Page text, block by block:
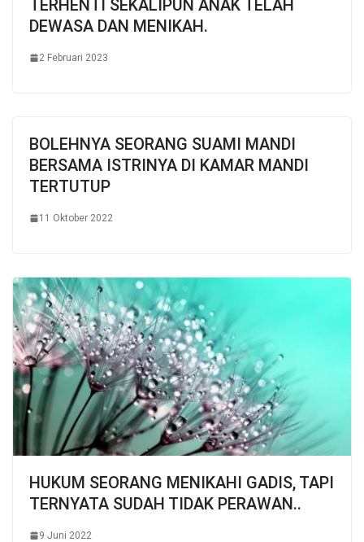
TERHENTI SEKALIPUN ANAK TELAH
DEWASA DAN MENIKAH.
2 Februari 2023
BOLEHNYA SEORANG SUAMI MANDI
BERSAMA ISTRINYA DI KAMAR MANDI
TERTUTUP
11 Oktober 2022
HUKUM SEORANG MENIKAHI GADIS, TAPI
TERNYATA SUDAH TIDAK PERAWAN..
9 Juni 2022